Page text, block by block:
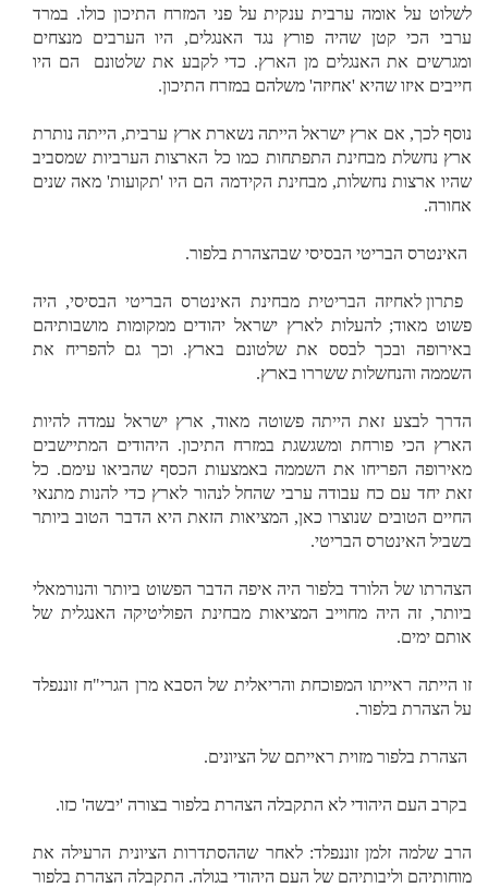
לשלוט על אומה ערבית ענקית על פני המזרח התיכון כולו. במרד
ערבי הכי קטן שהיה פורץ נגד האנגלים, היו הערבים מנצחים
ומגרשים את האנגלים מן הארץ. כדי לקבע את שלטונם
הם היו
חייבים איזו שהיא 'אחיזה' משלהם במזרח התיכון.
נוסף לכך, אם ארץ ישראל הייתה נשארת ארץ ערבית, הייתה נותרת
ארץ נחשלת מבחינת התפתחות כמו כל הארצות הערביות שמסביב
שהיו ארצות נחשלות, מבחינת הקידמה הם היו 'תקועות' מאה שנים
אחורה.
האינטרס הבריטי הבסיסי שבהצהרת בלפור.
פתרון לאחיזה הבריטית מבחינת האינטרס הבריטי הבסיסי, היה
פשוט מאוד; להעלות לארץ ישראל יהודים ממקומות מושבותיהם
באירופה ובכך לבסס את שלטונם בארץ. וכך גם להפריח את
השממה והנחשלות ששררו בארץ.
הדרך לבצע זאת הייתה פשוטה מאוד, ארץ ישראל עמדה להיות
הארץ הכי פורחת ומשגשגת במזרח התיכון. היהודים המתיישבים
מאירופה הפריחו את השממה באמצעות הכסף שהביאו עימם. כל
זאת יחד עם כח עבודה ערבי שהחל לנהור לארץ כדי להנות מתנאי
החיים הטובים שנוצרו כאן, המציאות הזאת היא הדבר הטוב ביותר
בשביל האינטרס הבריטי.
הצהרתו של הלורד בלפור היה איפה הדבר הפשוט ביותר והנורמאלי
ביותר, זה היה מחוייב המציאות מבחינת הפוליטיקה האנגלית של
אותם ימים.
זו הייתה ראייתו המפוכחת והריאלית של הסבא מרן הגרי"ח זוננפלד
על הצהרת בלפור.
הצהרת בלפור מזוית ראייתם של הציונים.
בקרב העם היהודי לא התקבלה הצהרת בלפור בצורה 'יבשה' כזו.
הרב שלמה זלמן זוננפלד: לאחר שההסתדרות הציונית הרעילה את
מוחותיהם וליבותיהם של העם היהודי בגולה. התקבלה הצהרת בלפור